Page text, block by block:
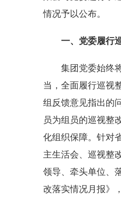
情况予以公布。
一、党委履行
集团党委始终
当，全面履行巡视
组反馈意见指出的
员为组员的巡视整
化组织保障。针对
主生活会、巡视整
领导、牵头单位、
改落实情况月报》